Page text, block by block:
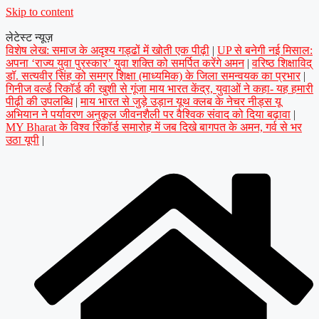
Skip to content
लेटेस्ट न्यूज़
विशेष लेख: समाज के अदृश्य गड्ढों में खोती एक पीढ़ी | UP से बनेगी नई मिसाल:
अपना ‘राज्य युवा पुरस्कार’ युवा शक्ति को समर्पित करेंगे अमन | वरिष्ठ शिक्षाविद्
डॉ. सत्यवीर सिंह को समग्र शिक्षा (माध्यमिक) के जिला समन्वयक का प्रभार |
गिनीज वर्ल्ड रिकॉर्ड की खुशी से गूंजा माय भारत केंद्र, युवाओं ने कहा- यह हमारी
पीढ़ी की उपलब्धि | माय भारत से जुड़े उड़ान यूथ क्लब के नेचर नीड्स यू
अभियान ने पर्यावरण अनुकूल जीवनशैली पर वैश्विक संवाद को दिया बढ़ावा |
MY Bharat के विश्व रिकॉर्ड समारोह में जब दिखे बागपत के अमन, गर्व से भर
उठा यूपी |